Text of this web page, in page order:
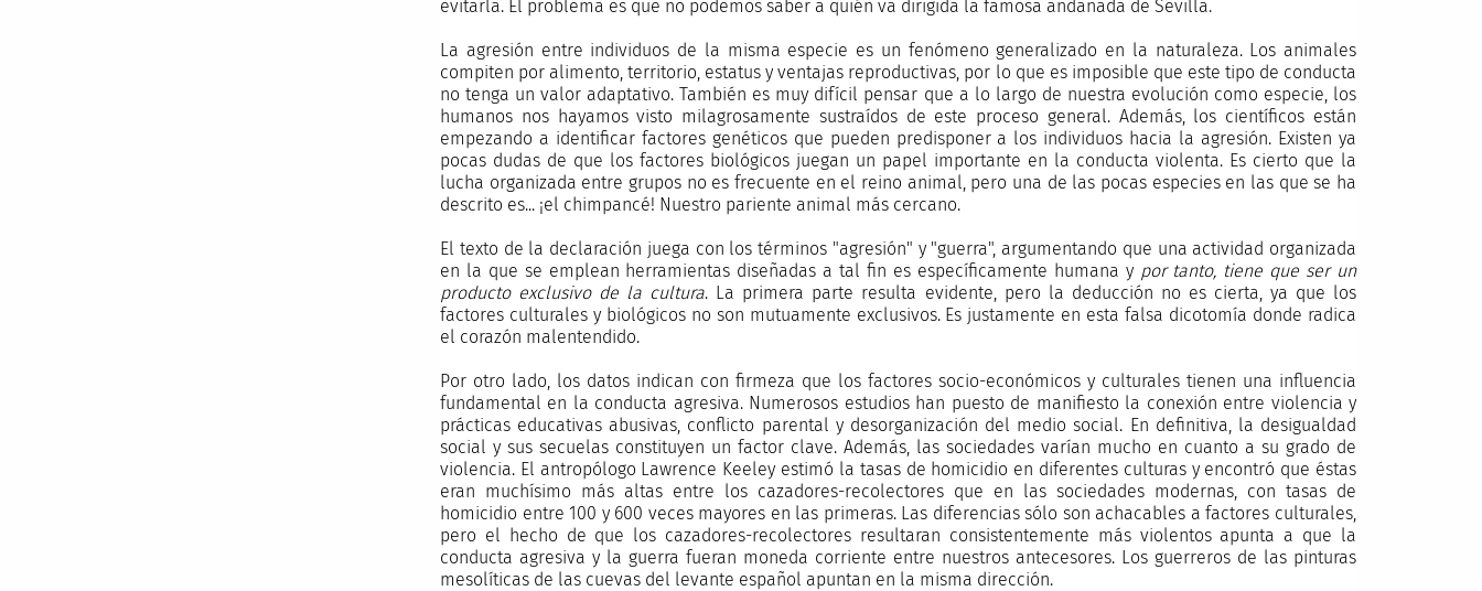
evitarla. El problema es que no podemos saber a quién va dirigida la famosa andanada de Sevilla.
La agresión entre individuos de la misma especie es un fenómeno generalizado en la naturaleza. Los animales
compiten por alimento, territorio, estatus y ventajas reproductivas, por lo que es imposible que este tipo de conducta
no tenga un valor adaptativo. También es muy difícil pensar que a lo largo de nuestra evolución como especie, los
humanos nos hayamos visto milagrosamente sustraídos de este proceso general. Además, los científicos están
empezando a identificar factores genéticos que pueden predisponer a los individuos hacia la agresión. Existen ya
pocas dudas de que los factores biológicos juegan un papel importante en la conducta violenta. Es cierto que la
lucha organizada entre grupos no es frecuente en el reino animal, pero una de las pocas especies en las que se ha
descrito es... ¡el chimpancé! Nuestro pariente animal más cercano.
El texto de la declaración juega con los términos "agresión" y "guerra", argumentando que una actividad organizada
en la que se emplean herramientas diseñadas a tal fin es específicamente humana y por tanto, tiene que ser un
producto exclusivo de la cultura. La primera parte resulta evidente, pero la deducción no es cierta, ya que los
factores culturales y biológicos no son mutuamente exclusivos. Es justamente en esta falsa dicotomía donde radica
el corazón malentendido.
Por otro lado, los datos indican con firmeza que los factores socio-económicos y culturales tienen una influencia
fundamental en la conducta agresiva. Numerosos estudios han puesto de manifiesto la conexión entre violencia y
prácticas educativas abusivas, conflicto parental y desorganización del medio social. En definitiva, la desigualdad
social y sus secuelas constituyen un factor clave. Además, las sociedades varían mucho en cuanto a su grado de
violencia. El antropólogo Lawrence Keeley estimó la tasas de homicidio en diferentes culturas y encontró que éstas
eran muchísimo más altas entre los cazadores-recolectores que en las sociedades modernas, con tasas de
homicidio entre 100 y 600 veces mayores en las primeras. Las diferencias sólo son achacables a factores culturales,
pero el hecho de que los cazadores-recolectores resultaran consistentemente más violentos apunta a que la
conducta agresiva y la guerra fueran moneda corriente entre nuestros antecesores. Los guerreros de las pinturas
mesolíticas de las cuevas del levante español apuntan en la misma dirección.